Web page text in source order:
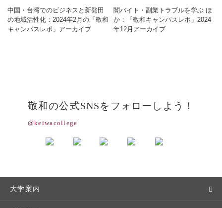
中国・台湾でのビジネスと新発田
の地域活性化：2024年2月の「敬和
キャンパスレポ」アーカイブ
闇バイト・副業トラブルを学ぶ ほ
か：「敬和キャンパスレポ」2024
年12月アーカイブ
敬和の公式SNSをフォローしよう！
@keiwacollege
大学案内